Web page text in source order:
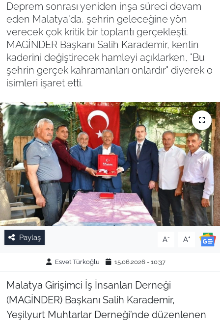
Deprem sonrası yeniden inşa süreci devam
eden Malatya'da, şehrin geleceğine yön
verecek çok kritik bir toplantı gerçekleşti.
MAGİNDER Başkanı Salih Karademir, kentin
kaderini değiştirecek hamleyi açıklarken, "Bu
şehrin gerçek kahramanları onlardır" diyerek o
isimleri işaret etti.
Paylaş A- A+
Esvet Türkoğlu 15.06.2026 - 10:37
Malatya Girişimci İş İnsanları Derneği
(MAGİNDER) Başkanı Salih Karademir,
Yeşilyurt Muhtarlar Derneği’nde düzenlenen